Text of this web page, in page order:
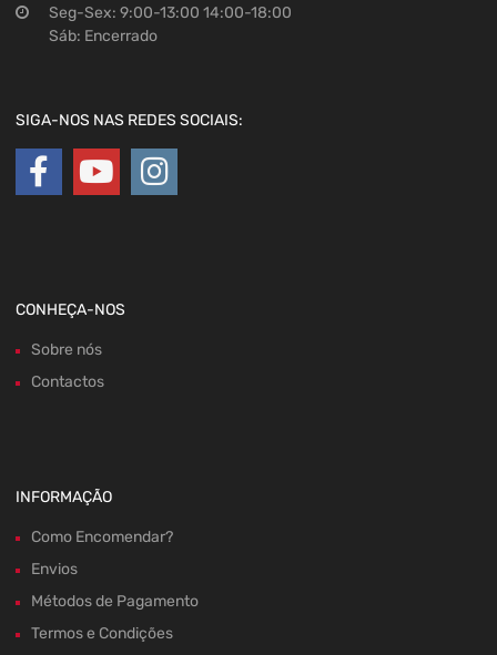
Seg-Sex: 9:00-13:00 14:00-18:00
Sáb: Encerrado
SIGA-NOS NAS REDES SOCIAIS:
CONHEÇA-NOS
Sobre nós
Contactos
INFORMAÇÃO
Como Encomendar?
Envios
Métodos de Pagamento
Termos e Condições